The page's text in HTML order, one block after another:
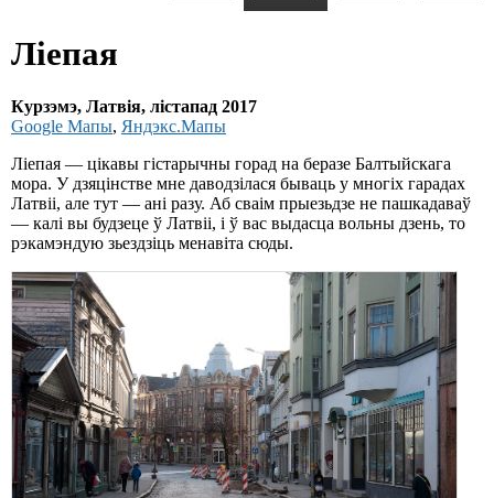
Ліепая
Курзэмэ, Латвія, лістапад 2017
Google Мапы, Яндэкс.Мапы
Ліепая — цікавы гістарычны горад на беразе Балтыйскага
мора. У дзяцінстве мне даводзілася бываць у многіх гарадах
Латвіі, але тут — ані разу. Аб сваім прыезьдзе не пашкадаваў
— калі вы будзеце ў Латвіі, і ў вас выдасца вольны дзень, то
рэкамэндую зьездзіць менавіта сюды.